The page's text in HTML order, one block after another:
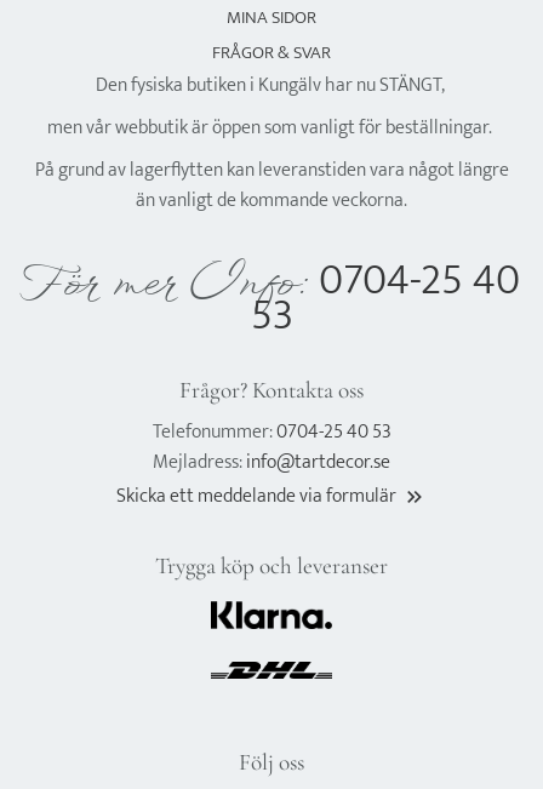
MINA SIDOR
FRÅGOR & SVAR
Den fysiska butiken i Kungälv har nu STÄNGT,
men vår webbutik är öppen som vanligt för beställningar.
På grund av lagerflytten kan leveranstiden vara något längre
än vanligt de kommande veckorna.
För mer Info: 0704-25 40
53
Frågor? Kontakta oss
Telefonummer:0704-25 40 53
Mejladress:info@tartdecor.se
Skicka ett meddelande via formulär keyboard_double_arrow_right
Trygga köp och leveranser
Följ oss